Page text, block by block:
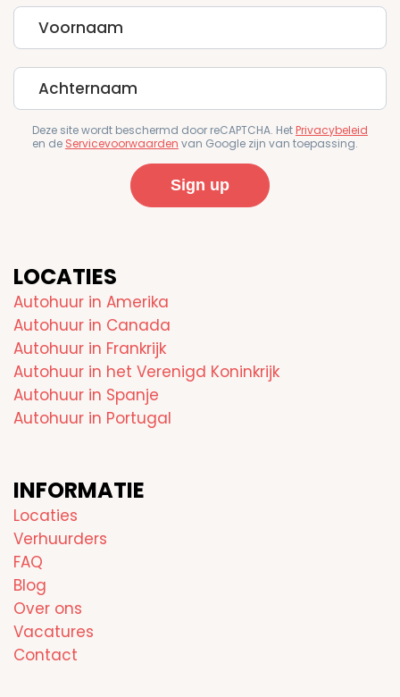
First
Name
Last
Name
Deze site wordt beschermd door reCAPTCHA. HetPrivacybeleid
en de Servicevoorwaarden van Google zijn van toepassing.
LOCATIES
Autohuur in Amerika
Autohuur in Canada
Autohuur in Frankrijk
Autohuur in het Verenigd Koninkrijk
Autohuur in Spanje
Autohuur in Portugal
INFORMATIE
Locaties
Verhuurders
FAQ
Blog
Over ons
Vacatures
Contact